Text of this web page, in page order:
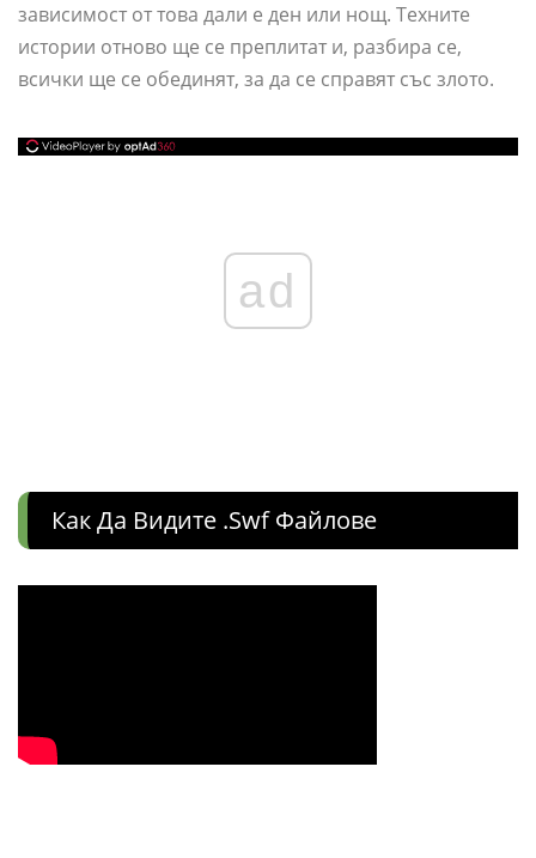
зависимост от това дали е ден или нощ. Техните
истории отново ще се преплитат и, разбира се,
всички ще се обединят, за да се справят със злото.
ad
Как Да Видите .swf Файлове